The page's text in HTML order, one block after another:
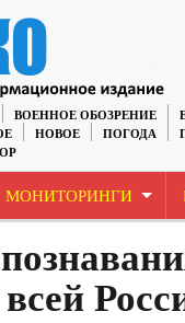
ВОЕННОЕ ОБОЗРЕНИЕ
НОВОЕ ПОГОДА
МОНИТОРИНГИ